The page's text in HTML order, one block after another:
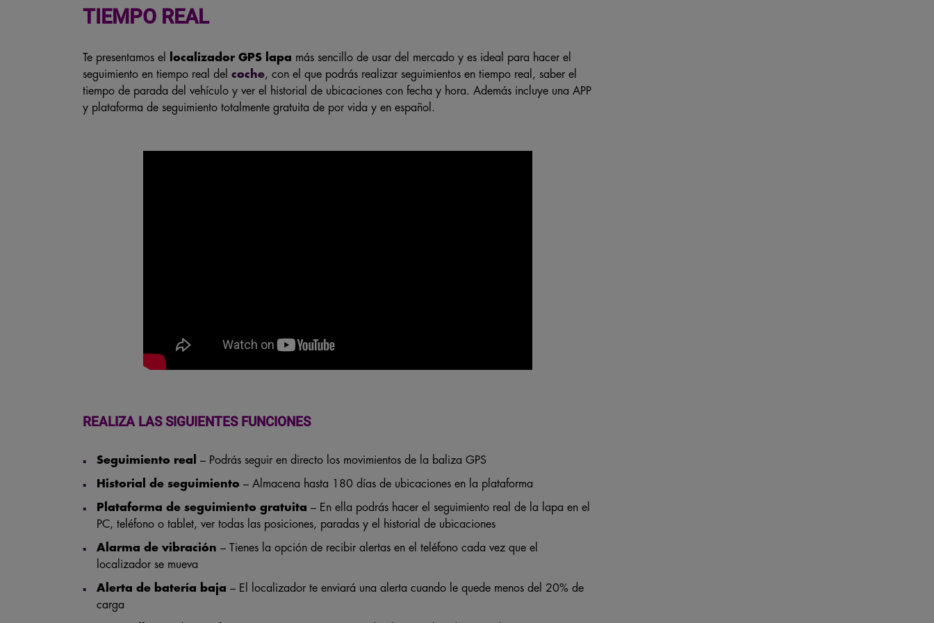
TIEMPO REAL
Te presentamos el localizador GPS lapa más sencillo de usar del mercado y es ideal para hacer el
seguimiento en tiempo real delcoche, con el que podrás realizar seguimientos en tiempo real, saber el
tiempo de parada del vehículo y ver el historial de ubicaciones con fecha y hora. Además incluye una APP
y plataforma de seguimiento totalmente gratuita de por vida y en español.
REALIZA LAS SIGUIENTES FUNCIONES
Seguimiento real – Podrás seguir en directo los movimientos de la baliza GPS
Historial de seguimiento – Almacena hasta 180 días de ubicaciones en la plataforma
Plataforma de seguimiento gratuita – En ella podrás hacer el seguimiento real de la lapa en el
PC, teléfono o tablet, ver todas las posiciones, paradas y el historial de ubicaciones
Alarma de vibración – Tienes la opción de recibir alertas en el teléfono cada vez que el
localizador se mueva
Alerta de batería baja – El localizador te enviará una alerta cuando le quede menos del 20% de
carga